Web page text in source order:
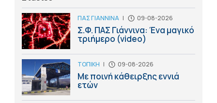
ΠΑΣ ΓΙΑΝΝΙΝΑ | 09-08-2026
Σ.Φ. ΠΑΣ Γιάννινα: Ένα μαγικό
τριήμερο (video)
ΤΟΠΙΚΗ | 09-08-2026
Με ποινή κάθειρξης εννιά
ετών